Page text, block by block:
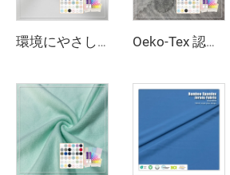
環境にやさしい両面編み通気性・紫外線防止・高伸縮性 79%リサイクルポリエステル 21%スパンデックス ファブリック（水着用） Oeko-Tex 認証 100%ポリエステル ジャカード生地 静電防止 撥水性あり 幅160cm 30番手糸支数 タオル用